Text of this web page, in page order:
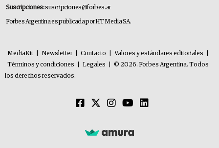
Suscripciones:suscripciones@forbes.ar
Forbes Argentina es publicada por HT Media SA.
MediaKit Newsletter Contacto Valores y estándares editoriales
Términos y condiciones
Legales
© 2026. Forbes Argentina. Todos
los derechos reservados.